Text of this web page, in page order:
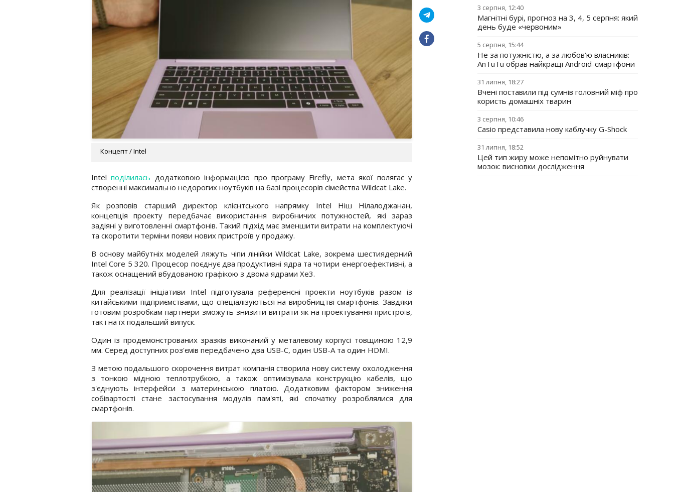
Концепт / Intel
Intelподілилась додатковою інформацією про програму Firefly, мета якої полягає у
створенні максимально недорогих ноутбуків на базі процесорів сімейства Wildcat Lake.
Як розповів старший директор клієнтського напрямку Intel Ніш Нілалоджанан,
концепція проекту передбачає використання виробничих потужностей, які зараз
задіяні у виготовленні смартфонів. Такий підхід має зменшити витрати на комплектуючі
та скоротити терміни появи нових пристроїв у продажу.
В основу майбутніх моделей ляжуть чіпи лінійки Wildcat Lake, зокрема шестиядерний
Intel Core 5 320. Процесор поєднує два продуктивні ядра та чотири енергоефективні, а
також оснащений вбудованою графікою з двома ядрами Xe3.
Для реалізації ініціативи Intel підготувала референсні проекти ноутбуків разом із
китайськими підприємствами, що спеціалізуються на виробництві смартфонів. Завдяки
готовим розробкам партнери зможуть знизити витрати як на проектування пристроїв,
так і на їх подальший випуск.
Один із продемонстрованих зразків виконаний у металевому корпусі товщиною 12,9
мм. Серед доступних роз'ємів передбачено два USB-C, один USB-A та один HDMI.
З метою подальшого скорочення витрат компанія створила нову систему охолодження
з тонкою мідною теплотрубкою, а також оптимізувала конструкцію кабелів, що
з'єднують інтерфейси з материнською платою. Додатковим фактором зниження
собівартості стане застосування модулів пам'яті, які спочатку розроблялися для
смартфонів.
3 серпня, 12:40
Магнітні бурі, прогноз на 3, 4, 5 серпня: який
день буде «червоним»
5 серпня, 15:44
Не за потужністю, а за любов’ю власників:
AnTuTu обрав найкращі Android-смартфони
31 липня, 18:27
Вчені поставили під сумнів головний міф про
користь домашніх тварин
3 серпня, 10:46
Casio представила нову каблучку G-Shock
31 липня, 18:52
Цей тип жиру може непомітно руйнувати
мозок: висновки дослідження